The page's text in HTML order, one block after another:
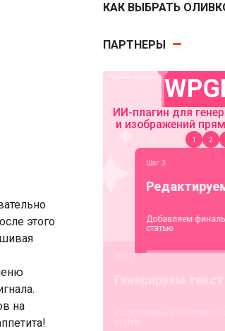
этого
на
КАК ВЫБРАТЬ
ПАРТНЕРЫ